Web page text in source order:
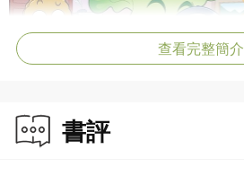
查看完整簡介
書評